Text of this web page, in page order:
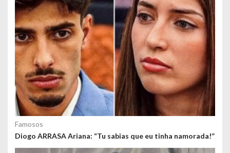
Famosos
Diogo ARRASA Ariana: “Tu sabias que eu tinha namorada!”